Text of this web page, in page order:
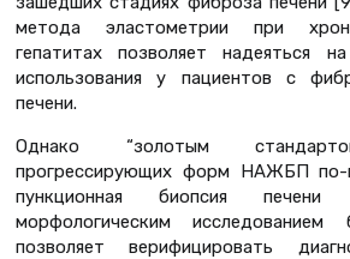
метода эластометрии при
гепатитах позволяет надеяться
использования у пациентов с
печени.
Однако “золотым
прогрессирующих форм НАЖБП по-
пункционная биопсия
морфологическим исследованием
позволяет верифицировать